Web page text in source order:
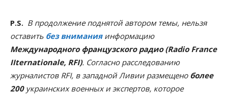
P.S. В продолжение поднятой автором темы, нельзя
оставить без вниманияинформацию
Международного французского радио (Radio France
IIternationale, RFI). Согласно расследованию
журналистов RFI, в западной Ливии размещено более
200украинских военных и экспертов, которое